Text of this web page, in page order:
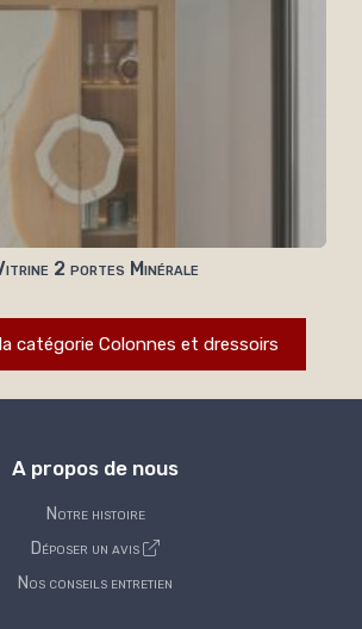
2 portes Minérale
catégorie Colonnes et dressoirs
A propos de nous
Notre histoire
Déposer un avis
Nos conseils entretien